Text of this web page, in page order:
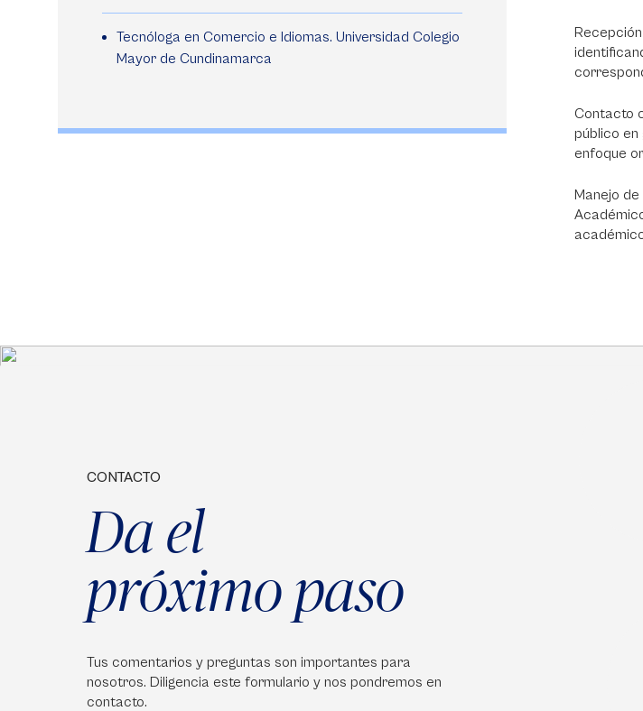
Tecnóloga en Comercio e Idiomas. Universidad Colegio
Mayor de Cundinamarca
Contacto
público en
enfoque
Manejo
CONTACTO
Da el
próximo paso
Tus comentarios y preguntas son importantes para
nosotros. Diligencia este formulario y nos pondremos en
contacto.